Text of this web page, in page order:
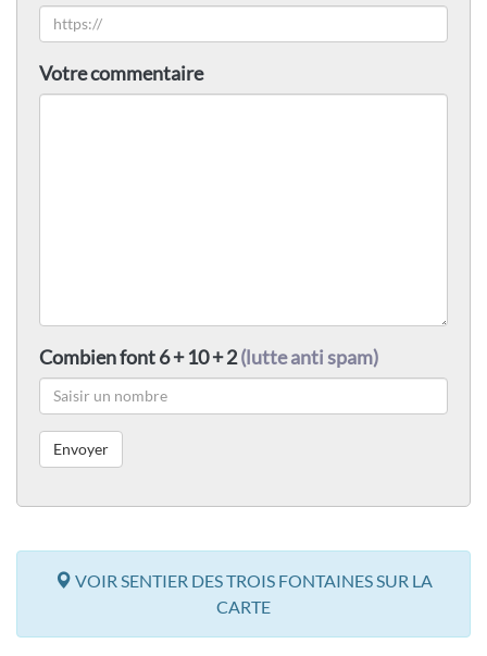
Votre commentaire
Combien font 6 + 10 + 2(lutte anti spam)
VOIR SENTIER DES TROIS FONTAINES SUR LA
CARTE